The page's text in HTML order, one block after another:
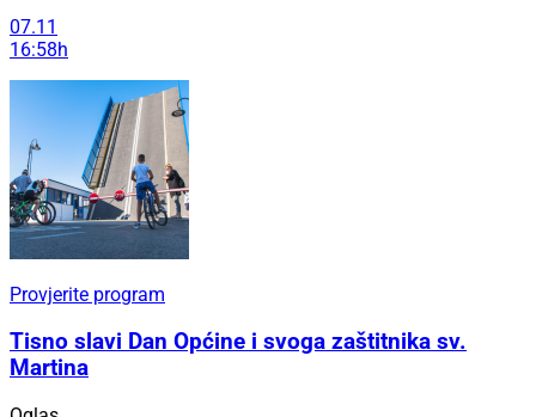
07.11
16:58h
Provjerite program
Tisno slavi Dan Općine i svoga zaštitnika sv.
Martina